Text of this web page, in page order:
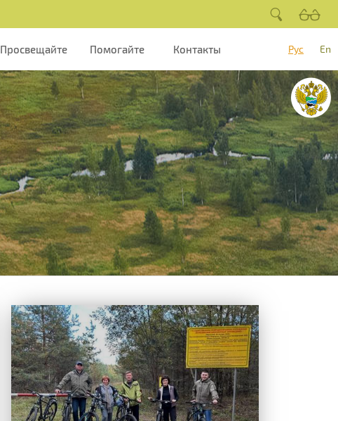
Просвещайте Помогайте Контакты Рус En